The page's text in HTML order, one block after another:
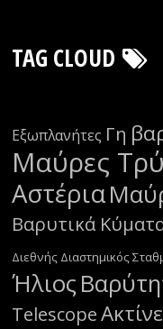
TAG CLOUD
Εξωπλανήτες Γη
Μαύρες
Αστέρια
Βαρυτικά
Διεθνής Διαστημικός
Ήλιος
Telescope